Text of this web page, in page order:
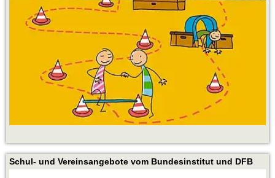
Schul- und Vereinsangebote vom Bundesinstitut und DFB